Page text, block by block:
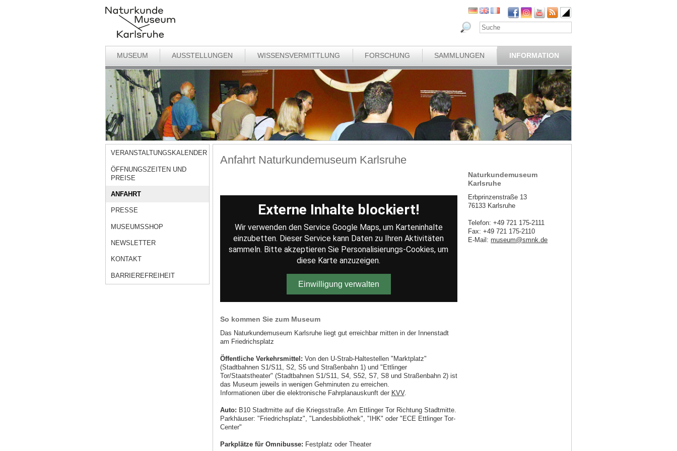
MUSEUM AUSSTELLUNGEN WISSENSVERMITTLUNG FORSCHUNG SAMMLUNGEN INFORMATION
VERANSTALTUNGSKALENDER
ÖFFNUNGSZEITEN UND
PREISE
ANFAHRT
PRESSE
MUSEUMSSHOP
NEWSLETTER
KONTAKT
BARRIEREFREIHEIT
Anfahrt Naturkundemuseum Karlsruhe
Externe Inhalte blockiert!
Wir verwenden den Service Google Maps, um Karteninhalte
einzubetten. Dieser Service kann Daten zu Ihren Aktivitäten
sammeln. Bitte akzeptieren Sie Personalisierungs-Cookies, um
diese Karte anzuzeigen.
Einwilligung verwalten
So kommen Sie zum Museum
Das Naturkundemuseum Karlsruhe liegt gut erreichbar mitten in der Innenstadt
am Friedrichsplatz
Öffentliche Verkehrsmittel: Von den U-Strab-Haltestellen "Marktplatz"
(Stadtbahnen S1/S11, S2, S5 und Straßenbahn 1) und "Ettlinger
Tor/Staatstheater" (Stadtbahnen S1/S11, S4, S52, S7, S8 und Straßenbahn 2) ist
das Museum jeweils in wenigen Gehminuten zu erreichen.
Informationen über die elektronische Fahrplanauskunft der KVV.
Auto: B10 Stadtmitte auf die Kriegsstraße. Am Ettlinger Tor Richtung Stadtmitte.
Parkhäuser: "Friedrichsplatz", "Landesbibliothek", "IHK" oder "ECE Ettlinger Tor-
Center"
Parkplätze für Omnibusse: Festplatz oder Theater
Naturkundemuseum
Karlsruhe
Erbprinzenstraße 13
76133 Karlsruhe
Telefon: +49 721 175-2111
Fax: +49 721 175-2110
E-Mail:museum@smnk.de